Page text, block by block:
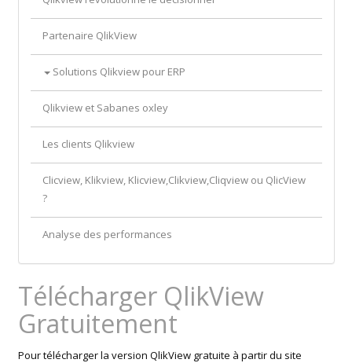
Partenaire QlikView
Solutions Qlikview pour ERP
Qlikview et Sabanes oxley
Les clients Qlikview
Clicview, Klikview, Klicview,Clikview,Cliqview ou QlicView
?
Analyse des performances
Télécharger QlikView
Gratuitement
Pour télécharger la version QlikView gratuite à partir du site